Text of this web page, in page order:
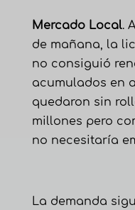
Mercado Local.
de mañana, la
no consiguió
acumulados en
quedaron sin
millones pero
no necesitaría
La demanda